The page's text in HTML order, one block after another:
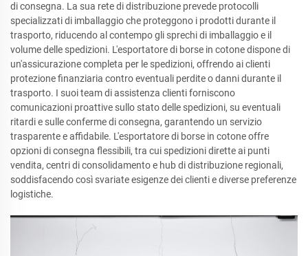
di consegna. La sua rete di distribuzione prevede protocolli
specializzati di imballaggio che proteggono i prodotti durante il
trasporto, riducendo al contempo gli sprechi di imballaggio e il
volume delle spedizioni. L'esportatore di borse in cotone dispone di
un'assicurazione completa per le spedizioni, offrendo ai clienti
protezione finanziaria contro eventuali perdite o danni durante il
trasporto. I suoi team di assistenza clienti forniscono
comunicazioni proattive sullo stato delle spedizioni, su eventuali
ritardi e sulle conferme di consegna, garantendo un servizio
trasparente e affidabile. L'esportatore di borse in cotone offre
opzioni di consegna flessibili, tra cui spedizioni dirette ai punti
vendita, centri di consolidamento e hub di distribuzione regionali,
soddisfacendo così svariate esigenze dei clienti e diverse preferenze
logistiche.